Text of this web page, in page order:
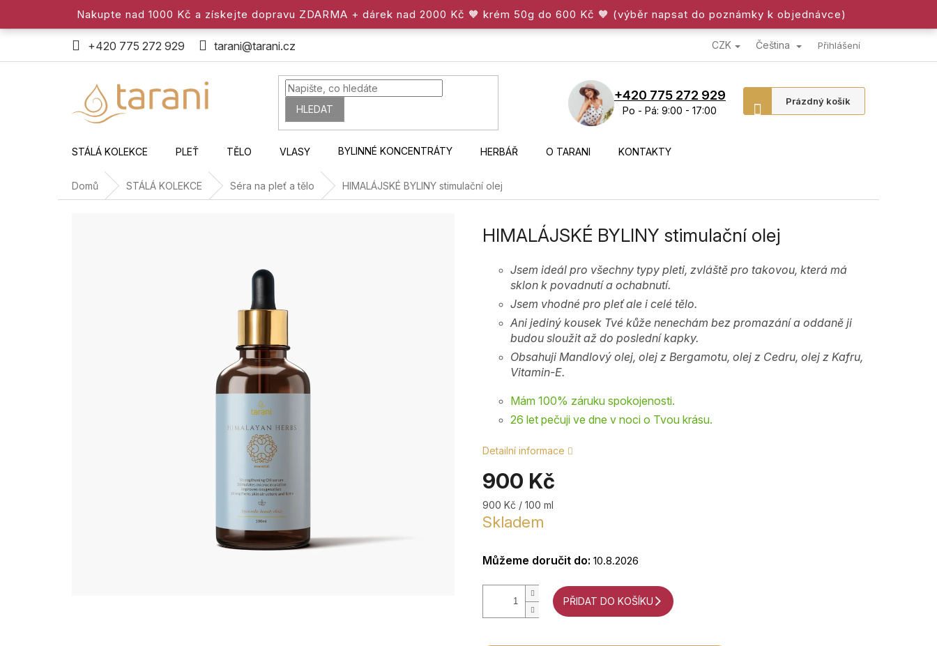
obsah
Nakupte nad 1000 Kč a získejte dopravu ZDARMA + dárek nad 2000 Kč 🧡 krém 50g do 600 Kč 🧡 (výběr napsat do poznámky k objednávce)
+420 775 272 929 tarani@tarani.cz CZK Čeština Přihlášení
HLEDAT
+420 775 272 929
Po - Pá: 9:00 - 17:00
Nákupní
košík
Prázdný košík
STÁLÁ KOLEKCE PLEŤ TĚLO VLASY BYLINNÉ KONCENTRÁTY HERBÁŘ O TARANI KONTAKTY
Domů STÁLÁ KOLEKCE Séra na pleť a tělo HIMALÁJSKÉ BYLINY stimulační olej
HIMALÁJSKÉ BYLINY stimulační olej
Jsem ideál pro všechny typy pleti, zvláště pro takovou, která má
sklon k povadnutí a ochabnutí.
Jsem vhodné pro pleť ale i celé tělo.
Ani jediný kousek Tvé kůže nenechám bez promazání a oddaně ji
budou sloužit až do poslední kapky.
Obsahuji Mandlový olej, olej z Bergamotu, olej z Cedru, olej z Kafru,
Vitamin-E.
Mám 100% záruku spokojenosti.
26 let pečuji ve dne v noci o Tvou krásu.
Detailní informace
900 Kč
Měrná
cena:
900 Kč / 100 ml
Skladem
Můžeme doručit do: 10.8.2026
PŘIDAT DO KOŠÍKU